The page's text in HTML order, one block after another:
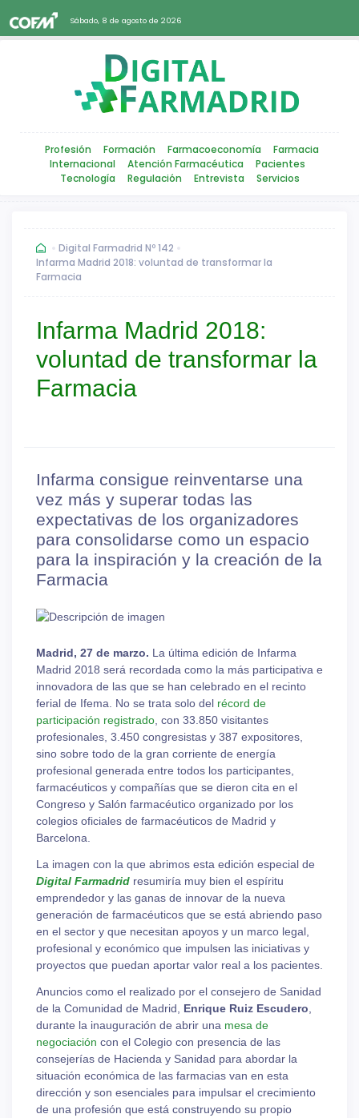
Sábado, 8 de agosto de 2026
Profesión Formación Farmacoeconomía
Farmacia
Internacional
Atención Farmacéutica
Pacientes
Tecnología
Regulación Entrevista Servicios
Digital Farmadrid Nº 142
Infarma Madrid 2018: voluntad de transformar la
Farmacia
Infarma Madrid 2018:
voluntad de transformar la
Farmacia
Infarma consigue reinventarse una
vez más y superar todas las
expectativas de los organizadores
para consolidarse como un espacio
para la inspiración y la creación de la
Farmacia
Madrid, 27 de marzo. La última edición de Infarma
Madrid 2018 será recordada como la más participativa e
innovadora de las que se han celebrado en el recinto
ferial de Ifema. No se trata solo del récord de
participación registrado , con 33.850 visitantes
profesionales, 3.450 congresistas y 387 expositores,
sino sobre todo de la gran corriente de energía
profesional generada entre todos los participantes,
farmacéuticos y compañías que se dieron cita en el
Congreso y Salón farmacéutico organizado por los
colegios oficiales de farmacéuticos de Madrid y
Barcelona.
La imagen con la que abrimos esta edición especial de
Digital Farmadrid resumiría muy bien el espíritu
emprendedor y las ganas de innovar de la nueva
generación de farmacéuticos que se está abriendo paso
en el sector y que necesitan apoyos y un marco legal,
profesional y económico que impulsen las iniciativas y
proyectos que puedan aportar valor real a los pacientes.
Anuncios como el realizado por el consejero de Sanidad
de la Comunidad de Madrid, Enrique Ruiz Escudero
durante la inauguración de abrir una mesa de
negociación con el Colegio con presencia de las
consejerías de Hacienda y Sanidad para abordar la
situación económica de las farmacias van en esta
dirección y son esenciales para impulsar el crecimiento
de una profesión que está construyendo su propio